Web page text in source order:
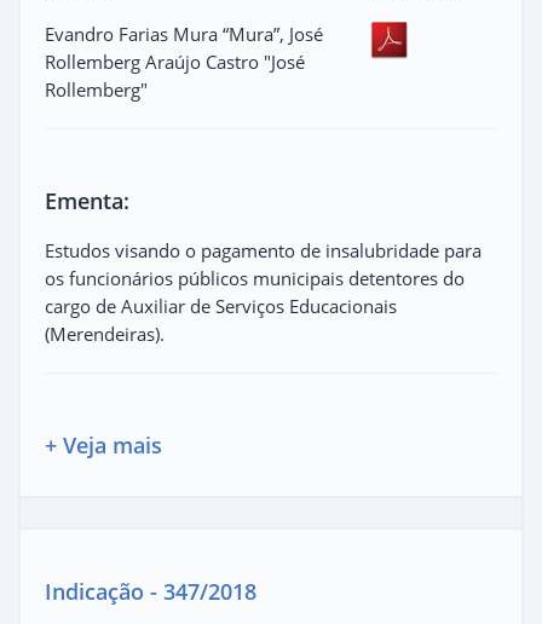
Evandro Farias Mura “Mura”, José
Rollemberg Araújo Castro "José
Rollemberg"
Ementa:
Estudos visando o pagamento de insalubridade para
os funcionários públicos municipais detentores do
cargo de Auxiliar de Serviços Educacionais
(Merendeiras).
+ Veja mais
Indicação - 347/2018